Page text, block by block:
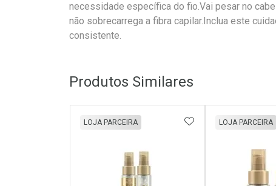
necessidade específica do fio.Vai pesar no
não sobrecarrega a fibra capilar.Inclua este
consistente.
Produtos Similares
LOJA PARCEIRA ADICIONAR AOS
LOJA PARCEIRA